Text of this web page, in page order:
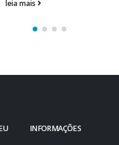
INFORMAÇÕES